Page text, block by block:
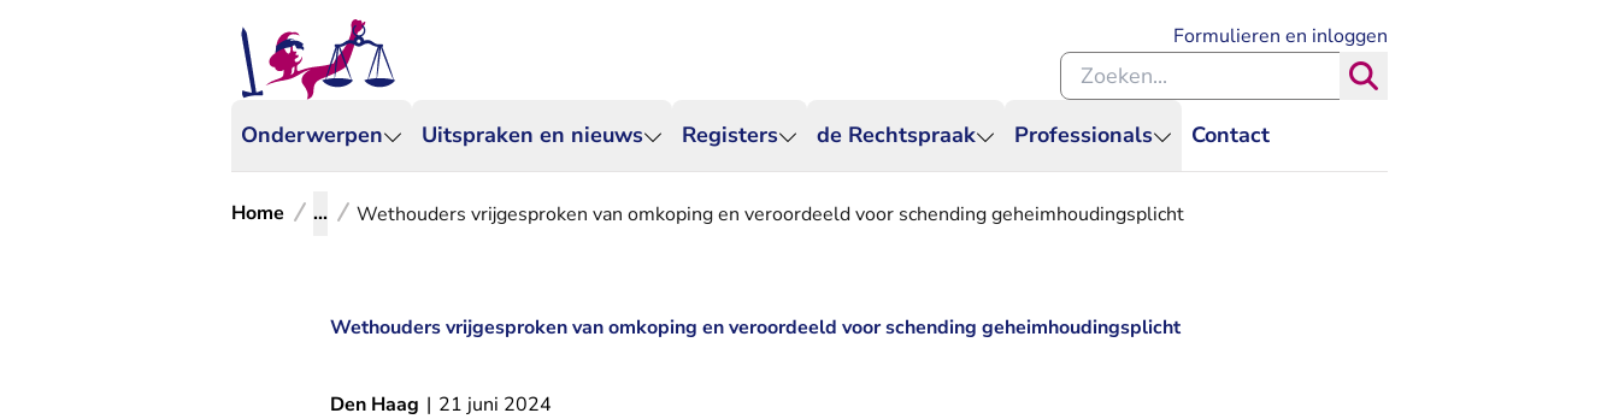
Onderwerpen Uitspraken en nieuws Registers de Rechtspraak Professionals Contact
Formulieren en inloggen
Zoeken binnen de Rechtspraak
Home ... Wethouders vrijgesproken van omkoping en veroordeeld voor schending geheimhoudingsplicht
Wethouders vrijgesproken van omkoping en veroordeeld voor schending geheimhoudingsplicht
Den Haag | 21 juni 2024